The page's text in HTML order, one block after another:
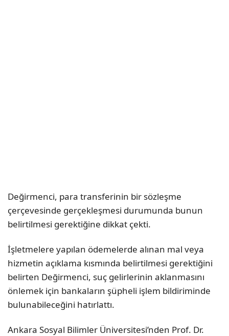
Değirmenci, para transferinin bir sözleşme
çerçevesinde gerçekleşmesi durumunda bunun
belirtilmesi gerektiğine dikkat çekti.
İşletmelere yapılan ödemelerde alınan mal veya
hizmetin açıklama kısmında belirtilmesi gerektiğini
belirten Değirmenci, suç gelirlerinin aklanmasını
önlemek için bankaların şüpheli işlem bildiriminde
bulunabileceğini hatırlattı.
Ankara Sosyal Bilimler Üniversitesi’nden Prof. Dr.